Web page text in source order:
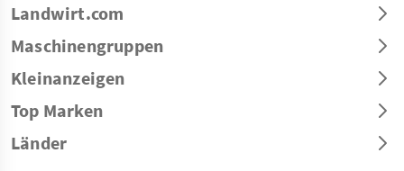
Landwirt.com
Maschinengruppen
Kleinanzeigen
Top Marken
Länder